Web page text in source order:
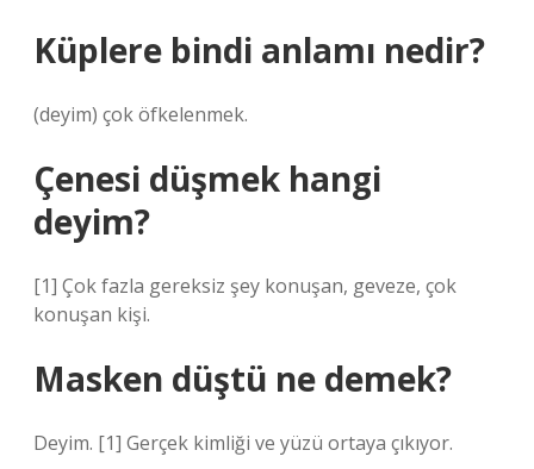
Küplere bindi anlamı nedir?
(deyim) çok öfkelenmek.
Çenesi düşmek hangi
deyim?
[1] Çok fazla gereksiz şey konuşan, geveze, çok
konuşan kişi.
Masken düştü ne demek?
Deyim. [1] Gerçek kimliği ve yüzü ortaya çıkıyor.